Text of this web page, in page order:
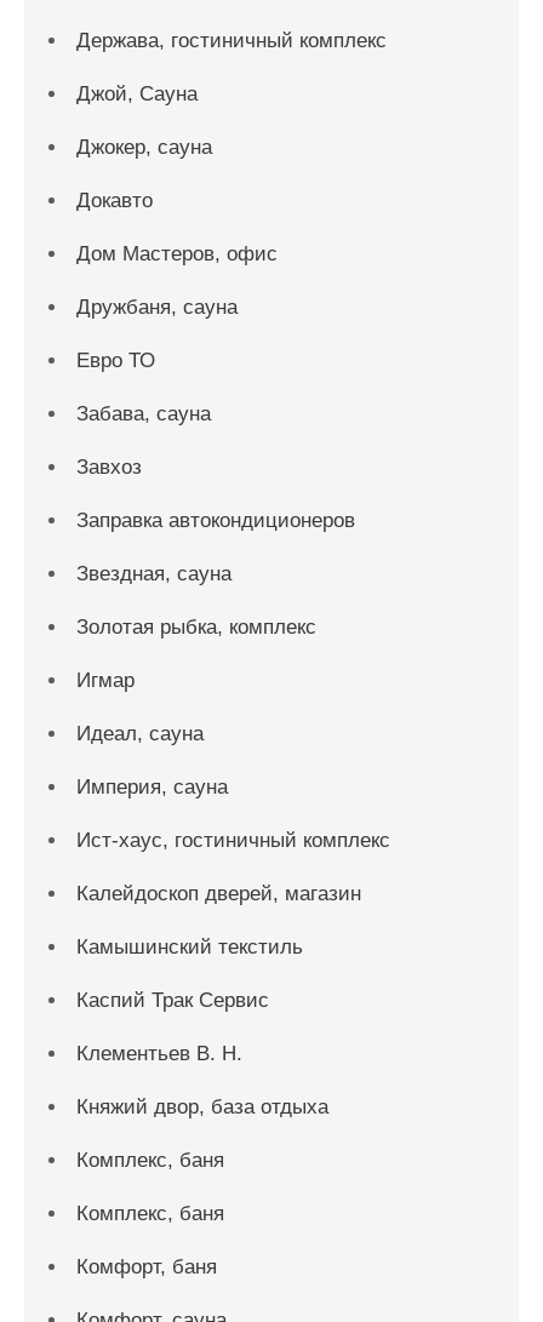
Держава, гостиничный комплекс
Джой, Сауна
Джокер, сауна
Докавто
Дом Мастеров, офис
Дружбаня, сауна
Евро ТО
Забава, сауна
Завхоз
Заправка автокондиционеров
Звездная, сауна
Золотая рыбка, комплекс
Игмар
Идеал, сауна
Империя, сауна
Ист-хаус, гостиничный комплекс
Калейдоскоп дверей, магазин
Камышинский текстиль
Каспий Трак Сервис
Клементьев В. Н.
Княжий двор, база отдыха
Комплекс, баня
Комплекс, баня
Комфорт, баня